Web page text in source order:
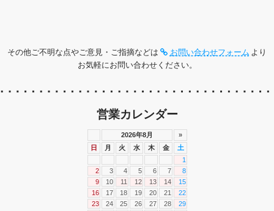
その他ご不明な点やご意見・ご指摘などは お問い合わせフォーム より
お気軽にお問い合わせください。
営業カレンダー